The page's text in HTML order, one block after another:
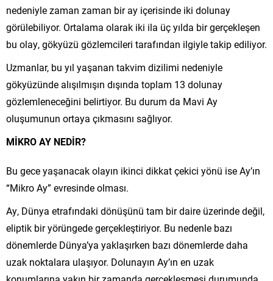
nedeniyle zaman zaman bir ay içerisinde iki dolunay
görülebiliyor. Ortalama olarak iki ila üç yılda bir gerçekleşen
bu olay, gökyüzü gözlemcileri tarafından ilgiyle takip ediliyor.
Uzmanlar, bu yıl yaşanan takvim dizilimi nedeniyle
gökyüzünde alışılmışın dışında toplam 13 dolunay
gözlemleneceğini belirtiyor. Bu durum da Mavi Ay
oluşumunun ortaya çıkmasını sağlıyor.
MİKRO AY NEDİR?
Bu gece yaşanacak olayın ikinci dikkat çekici yönü ise Ay’ın
“Mikro Ay” evresinde olması.
Ay, Dünya etrafındaki dönüşünü tam bir daire üzerinde değil,
eliptik bir yörüngede gerçekleştiriyor. Bu nedenle bazı
dönemlerde Dünya’ya yaklaşırken bazı dönemlerde daha
uzak noktalara ulaşıyor. Dolunayın Ay’ın en uzak